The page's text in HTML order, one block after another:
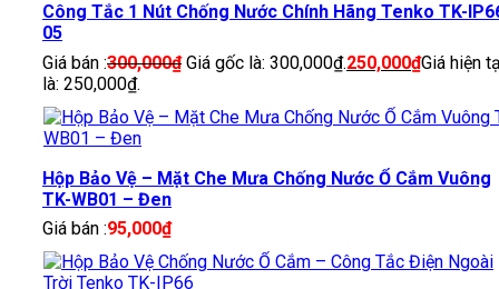
Công Tắc 1 Nút Chống Nước Chính Hãng Tenko TK-
05
Giá bán :300,000₫ Giá gốc là: 300,000₫.250,000₫Giá hiện
là: 250,000₫.
Hộp Bảo Vệ – Mặt Che Mưa Chống Nước Ổ Cắm Vuông
TK-WB01 – Đen
Giá bán :95,000₫